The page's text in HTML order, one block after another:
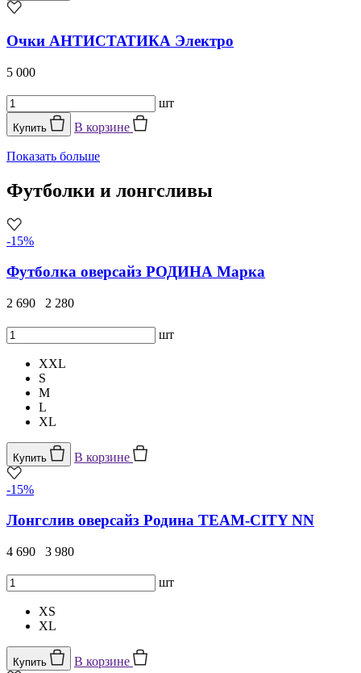
Очки АНТИСТАТИКА Электро
5 000
шт
Купить В корзине
Показать больше
Футболки и лонгсливы
-15%
Футболка оверсайз РОДИНА Марка
2 690 2 280
шт
XXL
S
M
L
XL
Купить В корзине
-15%
Лонгслив оверсайз Родина TEAM-CITY NN
4 690 3 980
шт
XS
XL
Купить В корзине